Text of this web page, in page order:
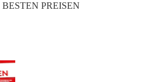
PREISEN